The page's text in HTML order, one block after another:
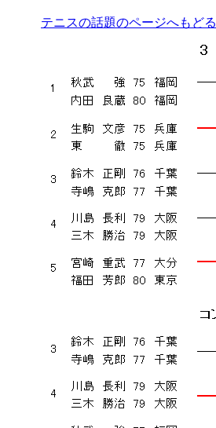
テニスの話題のページへもどる